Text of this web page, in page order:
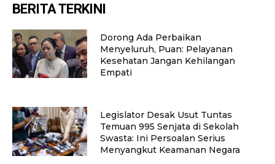
BERITA TERKINI
Dorong Ada Perbaikan
Menyeluruh, Puan: Pelayanan
Kesehatan Jangan Kehilangan
Empati
Legislator Desak Usut Tuntas
Temuan 995 Senjata di Sekolah
Swasta: Ini Persoalan Serius
Menyangkut Keamanan Negara